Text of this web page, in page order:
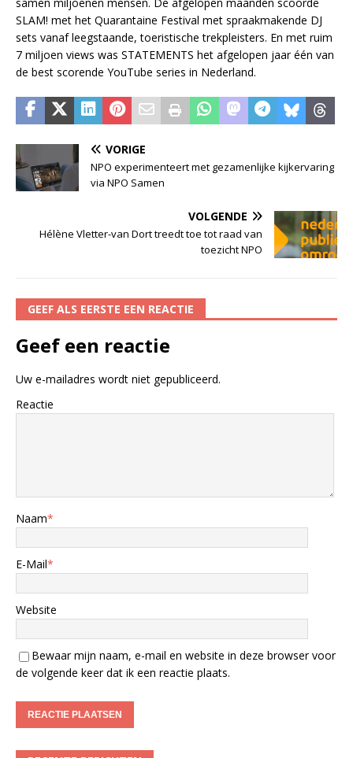
samen miljoenen mensen. De afgelopen maanden scoorde
SLAM! met het Quarantaine Festival met spraakmakende DJ
sets vanaf leegstaande, toeristische trekpleisters. En met ruim
7 miljoen views was STATEMENTS het afgelopen jaar één van
de best scorende YouTube series in Nederland.
VORIGE
NPO experimenteert met gezamenlijke kijkervaring
via NPO Samen
VOLGENDE
Hélène Vletter-van Dort treedt toe tot raad van
toezicht NPO
GEEF ALS EERSTE EEN REACTIE
Geef een reactie
Uw e-mailadres wordt niet gepubliceerd.
Reactie
Naam*
E-Mail*
Website
Bewaar mijn naam, e-mail en website in deze browser voor
de volgende keer dat ik een reactie plaats.